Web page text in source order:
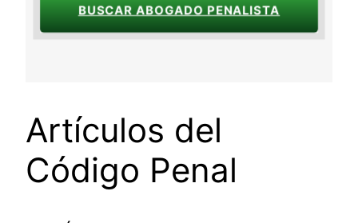
BUSCAR ABOGADO PENALISTA
Artículos del
Código Penal